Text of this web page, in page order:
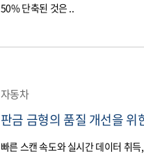
50% 단축된 것은 ..
자동차
판금 금형의 품질 개선을 위
빠른 스캔 속도와 실시간 데이터 취